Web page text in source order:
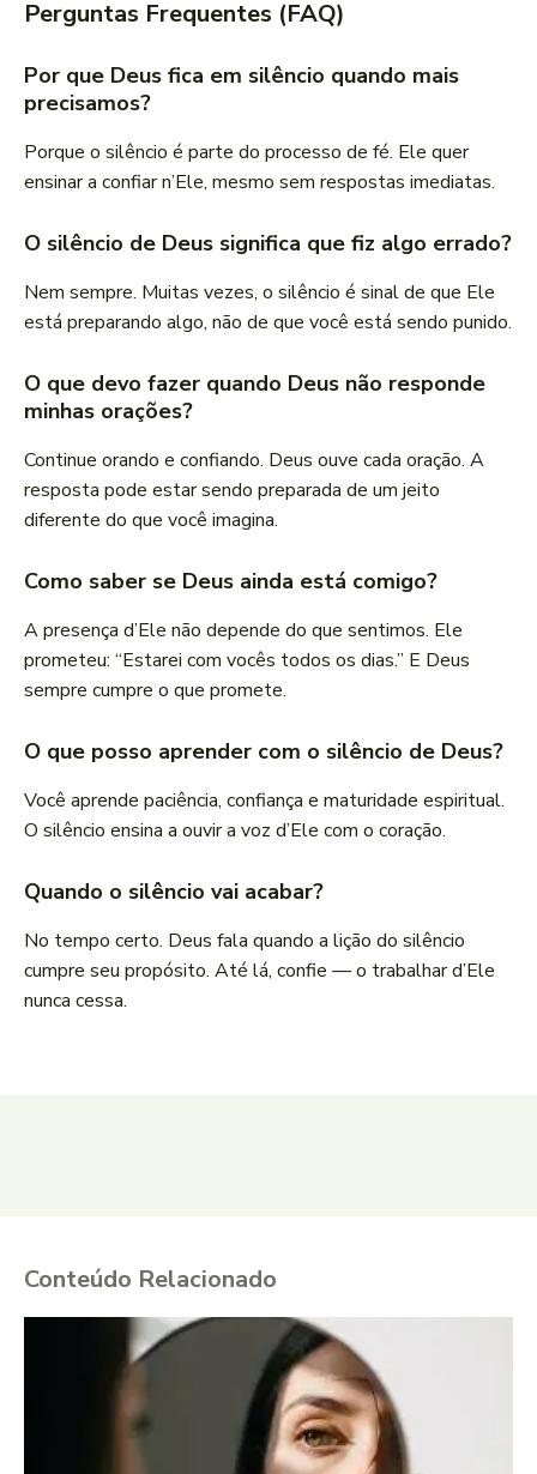
Perguntas Frequentes (FAQ)
Por que Deus fica em silêncio quando mais
precisamos?
Porque o silêncio é parte do processo de fé. Ele quer
ensinar a confiar n’Ele, mesmo sem respostas imediatas.
O silêncio de Deus significa que fiz algo errado?
Nem sempre. Muitas vezes, o silêncio é sinal de que Ele
está preparando algo, não de que você está sendo punido.
O que devo fazer quando Deus não responde
minhas orações?
Continue orando e confiando. Deus ouve cada oração. A
resposta pode estar sendo preparada de um jeito
diferente do que você imagina.
Como saber se Deus ainda está comigo?
A presença d’Ele não depende do que sentimos. Ele
prometeu: “Estarei com vocês todos os dias.” E Deus
sempre cumpre o que promete.
O que posso aprender com o silêncio de Deus?
Você aprende paciência, confiança e maturidade espiritual.
O silêncio ensina a ouvir a voz d’Ele com o coração.
Quando o silêncio vai acabar?
No tempo certo. Deus fala quando a lição do silêncio
cumpre seu propósito. Até lá, confie — o trabalhar d’Ele
nunca cessa.
Conteúdo Relacionado